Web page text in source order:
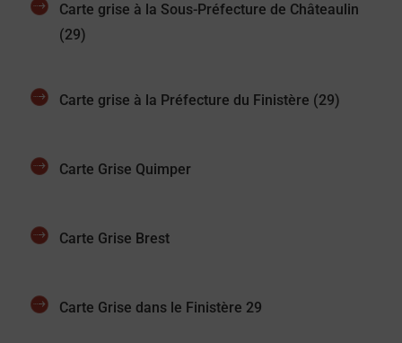
Carte grise à la Sous-Préfecture de Châteaulin
(29)
Carte grise à la Préfecture du Finistère (29)
Carte Grise Quimper
Carte Grise Brest
Carte Grise dans le Finistère 29